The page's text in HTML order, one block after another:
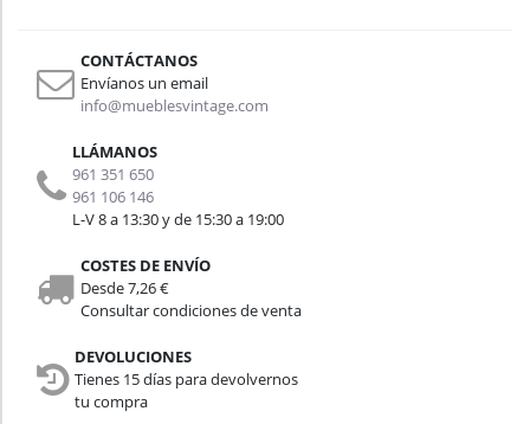
CONTÁCTANOS
Envíanos un email
info@mueblesvintage.com
LLÁMANOS
961 351 650
961 106 146
L-V 8 a 13:30 y de 15:30 a 19:00
COSTES DE ENVÍO
Desde 7,26 €
Consultar condiciones de venta
DEVOLUCIONES
Tienes 15 días para devolvernos
tu compra